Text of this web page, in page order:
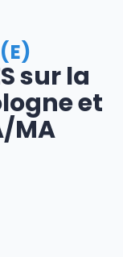
sur la
et
MA